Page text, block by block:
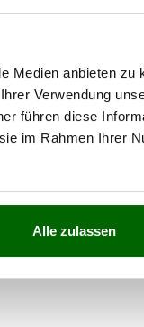
Medien anbieten zu
Verwendung
führen diese
im Rahmen Ihrer
Alle zulassen
erforderlich ist.
,
Gewicht erleichtert
gegen
für
für wiederholte
und nutzen
als bei